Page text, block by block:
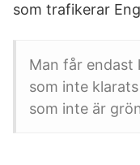
som trafikerar
Man får endast
som inte
som inte är